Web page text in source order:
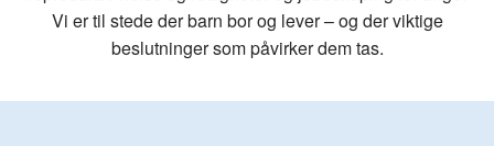
Vi er til stede der barn bor og lever – og der viktige
beslutninger som påvirker dem tas.